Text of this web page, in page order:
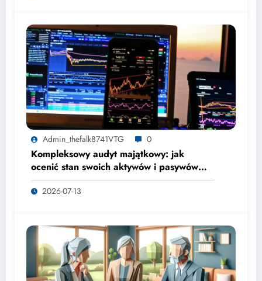
Admin_thefalk8741VTG 0
Kompleksowy audyt majątkowy: jak
ocenić stan swoich aktywów i pasywów
przed strategiczną decyzją?
2026-07-13